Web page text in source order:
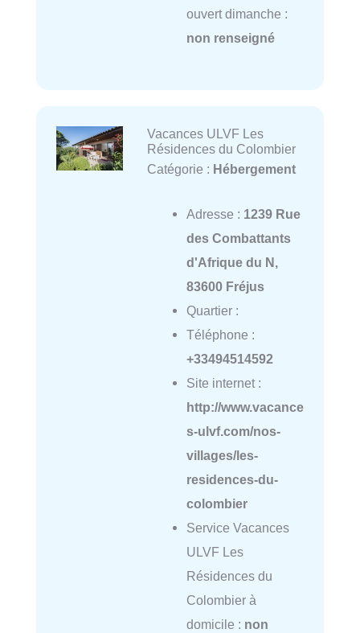
ouvert dimanche :
non renseigné
Vacances ULVF Les
Résidences du Colombier
Catégorie : Hébergement
Adresse : 1239 Rue
des Combattants
d'Afrique du N,
83600 Fréjus
Quartier :
Téléphone :
+33494514592
Site internet :
http://www.vacance
s-ulvf.com/nos-
villages/les-
residences-du-
colombier
Service Vacances
ULVF Les
Résidences du
Colombier à
domicile : non